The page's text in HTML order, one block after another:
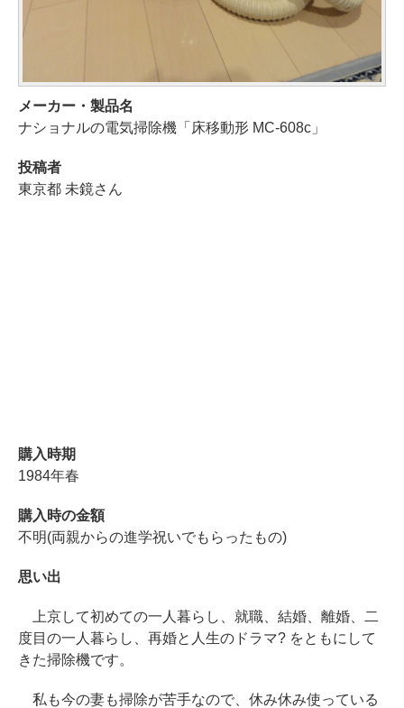
メーカー・製品名
ナショナルの電気掃除機「床移動形 MC-608c」
投稿者
東京都 未鏡さん
購入時期
1984年春
購入時の金額
不明(両親からの進学祝いでもらったもの)
思い出
上京して初めての一人暮らし、就職、結婚、離婚、二
度目の一人暮らし、再婚と人生のドラマ? をともにして
きた掃除機です。
私も今の妻も掃除が苦手なので、休み休み使っている